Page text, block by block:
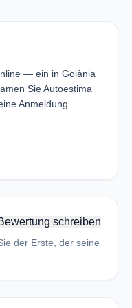
— ein in Goiânia
Sie Autoestima
Anmeldung
schreiben
der Erste, der seine